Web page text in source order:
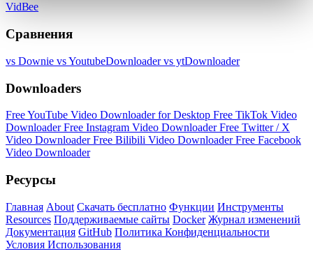
VidBee
Сравнения
vs Downie vs YoutubeDownloadervs ytDownloader
Downloaders
Free YouTube Video Downloader for Desktop Free TikTok Video
DownloaderFree Instagram Video DownloaderFree Twitter / X
Video DownloaderFree Bilibili Video DownloaderFree Facebook
Video Downloader
Ресурсы
Главная About Скачать бесплатно Функции Инструменты
Resources Поддерживаемые сайты Docker Журнал изменений
Документация GitHub Политика Конфиденциальности
Условия Использования